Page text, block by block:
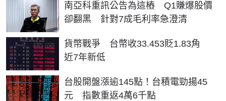
南亞科重訊公告為這樁 Q1賺爆股價
卻翻黑 針對7成毛利率急澄清
貨幣戰爭 台幣收33.453貶1.83角
近7年新低
台股開盤漲逾145點！台積電勁揚45
元 指數重返4萬6千點